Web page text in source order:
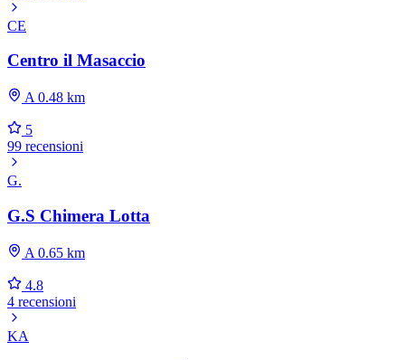
CE
Centro il Masaccio
A 0.48 km
5
99 recensioni
G.
G.S Chimera Lotta
A 0.65 km
4.8
4 recensioni
KA